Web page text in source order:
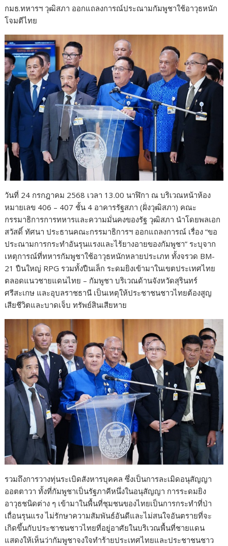
กมธ.ทหารฯ วุฒิสภา ออกแถลงการณ์ประณามกัมพูชาใช้อาวุธหนัก
โจมตีไทย
วันที่ 24 กรกฎาคม 2568 เวลา 13.00 นาฬิกา ณ บริเวณหน้าห้อง
หมายเลข 406 – 407 ชั้น 4 อาคารรัฐสภา (ฝั่งวุฒิสภา) คณะ
กรรมาธิการการทหารและความมั่นคงของรัฐ วุฒิสภา นำโดยพลเอก
สวัสดิ์ ทัศนา ประธานคณะกรรมาธิการฯ ออกแถลงการณ์ เรื่อง “ขอ
ประณามการกระทำอันรุนแรงและไร้ยางอายของกัมพูชา” ระบุจาก
เหตุการณ์ที่ทหารกัมพูชาใช้อาวุธหนักหลายประเภท ทั้งจรวด BM-
21 ปืนใหญ่ RPG รวมทั้งปืนเล็ก ระดมยิงเข้ามาในเขตประเทศไทย
ตลอดแนวชายแดนไทย – กัมพูชา บริเวณด้านจังหวัดสุรินทร์
ศรีสะเกษ และอุบลราชธานี เป็นเหตุให้ประชาชนชาวไทยต้องสูญ
เสียชีวิตและบาดเจ็บ ทรัพย์สินเสียหาย
รวมถึงการวางทุ่นระเบิดสังหารบุคคล ซึ่งเป็นการละเมิดอนุสัญญา
ออตตาวา ทั้งที่กัมพูชาเป็นรัฐภาคีหนึ่งในอนุสัญญา การระดมยิง
อาวุธชนิดต่าง ๆ เข้ามาในพื้นที่ชุมชนของไทยเป็นการกระทำที่ป่า
เถื่อนรุนแรง ไม่รักษาความสัมพันธ์อันดีและไม่สนใจอันตรายที่จะ
เกิดขึ้นกับประชาชนชาวไทยที่อยู่อาศัยในบริเวณพื้นที่ชายแดน
แสดงให้เห็นว่ากัมพูชาจงใจทำร้ายประเทศไทยและประชาชนชาว